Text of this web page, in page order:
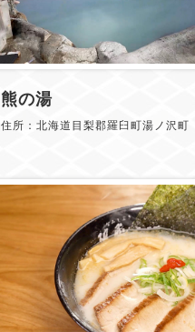
熊の湯
住所：北海道目梨郡羅臼町湯ノ沢町